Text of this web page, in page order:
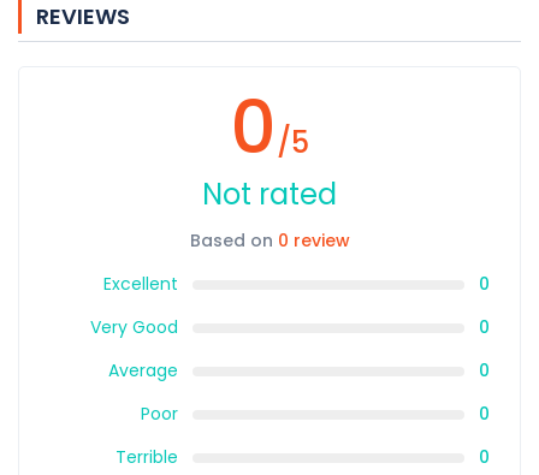
REVIEWS
0/5
Not rated
Based on 0 review
Excellent
0
Very Good
0
Average
0
Poor
0
Terrible
0